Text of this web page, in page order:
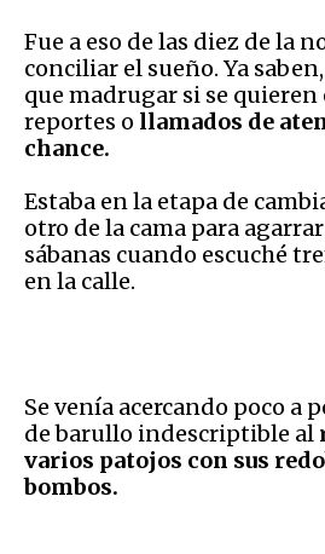
Fue a eso de las diez de la
conciliar el sueño. Ya
que madrugar si se quieren
reportes o llamados de
chance.
Estaba en la etapa de
otro de la cama para
sábanas cuando escuché
en la calle.
Se venía acercando poco a
de barullo indescriptible al
varios patojos con sus
bombos.